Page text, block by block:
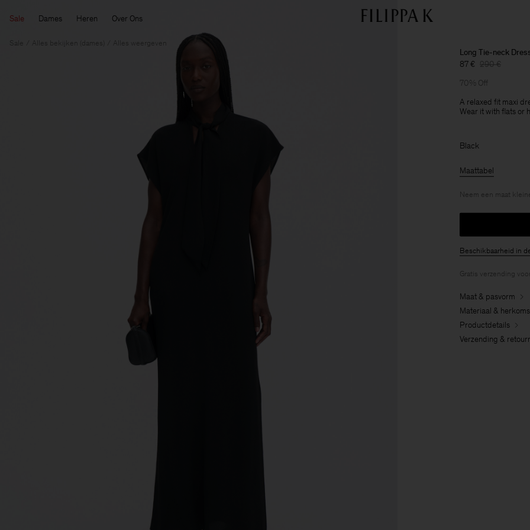
Sale Dames Heren Over Ons
Sale Alles bekijken (dames) Alles weergeven
Long Tie-neck
87 € 290 €
70% Off
A relaxed fit maxi
Wear it with flats or
Black
Maattabel
Neem een maat
Beschikbaarheid in
Gratis verzending
Maat & pasvorm
Materiaal &
Productdetails
Verzending &